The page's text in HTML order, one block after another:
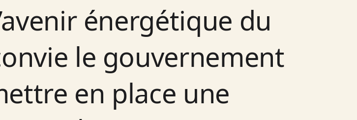
énergétique du
le gouvernement
en place une